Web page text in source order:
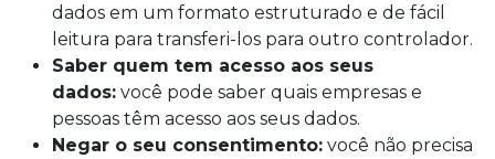
dados em um formato estruturado e de fácil
leitura para transferi-los para outro controlador.
Saber quem tem acesso aos seus
dados: você pode saber quais empresas e
pessoas têm acesso aos seus dados.
Negar o seu consentimento: você não precisa